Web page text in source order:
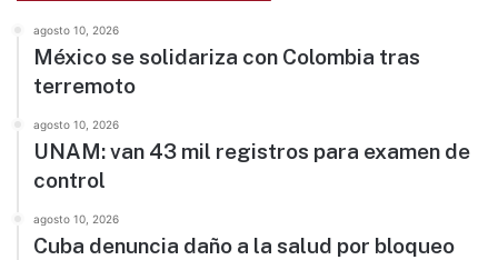
agosto 10, 2026
México se solidariza con Colombia tras
terremoto
agosto 10, 2026
UNAM: van 43 mil registros para examen de
control
agosto 10, 2026
Cuba denuncia daño a la salud por bloqueo